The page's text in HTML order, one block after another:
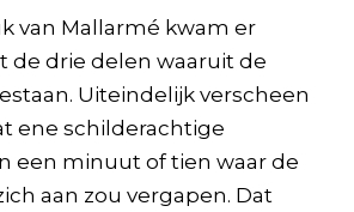
van Mallarmé kwam er
de drie delen waaruit de
Uiteindelijk verscheen
ene schilderachtige
een minuut of tien waar de
aan zou vergapen. Dat